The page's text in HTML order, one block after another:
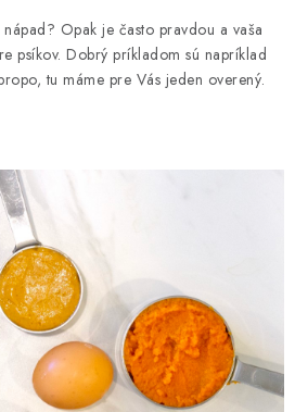
Opak je často pravdou a vaša
psíkov. Dobrý príkladom sú napríklad
tu máme pre Vás jeden overený.